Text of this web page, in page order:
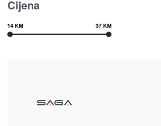
Cijena
14 KM 37 KM